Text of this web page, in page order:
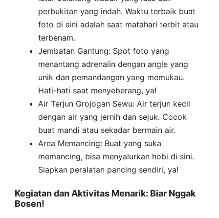
perbukitan yang indah. Waktu terbaik buat
foto di sini adalah saat matahari terbit atau
terbenam.
Jembatan Gantung: Spot foto yang
menantang adrenalin dengan angle yang
unik dan pemandangan yang memukau.
Hati-hati saat menyeberang, ya!
Air Terjun Grojogan Sewu: Air terjun kecil
dengan air yang jernih dan sejuk. Cocok
buat mandi atau sekadar bermain air.
Area Memancing: Buat yang suka
memancing, bisa menyalurkan hobi di sini.
Siapkan peralatan pancing sendiri, ya!
Kegiatan dan Aktivitas Menarik: Biar Nggak
Bosen!